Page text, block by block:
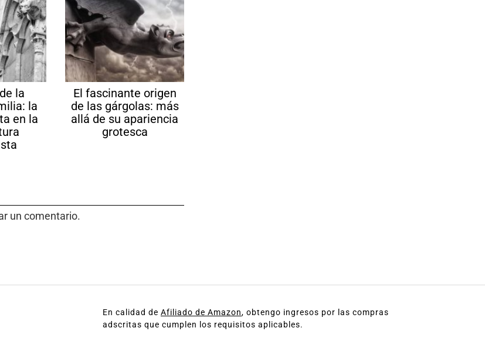
la
la
en la
El fascinante origen
de las gárgolas: más
allá de su apariencia
grotesca
un comentario.
En calidad de Afiliado de Amazon, obtengo ingresos por las compras
adscritas que cumplen los requisitos aplicables.